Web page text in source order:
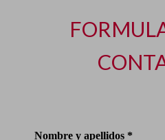
Nombre y apellidos *